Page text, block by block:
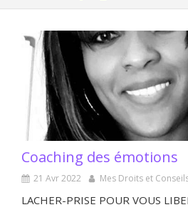
Coaching des émotions
21 Avr 2022 Mes Droits et
LACHER-PRISE POUR VOUS